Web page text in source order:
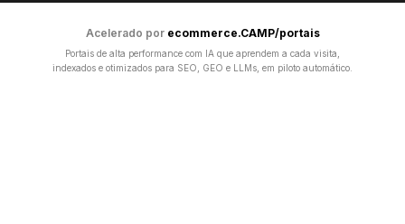
Acelerado por ecommerce.CAMP/portais
Portais de alta performance com IA que aprendem a cada visita,
indexados e otimizados para SEO, GEO e LLMs, em piloto automático.